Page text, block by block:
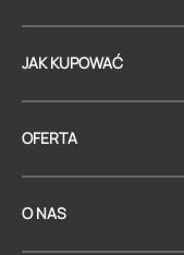
JAK KUPOWAĆ
OFERTA
O NAS